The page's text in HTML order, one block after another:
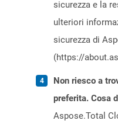
sicurezza e la
ulteriori
sicurezza di
(https://
Non riesco a
preferita. Cosa
Aspose.Total